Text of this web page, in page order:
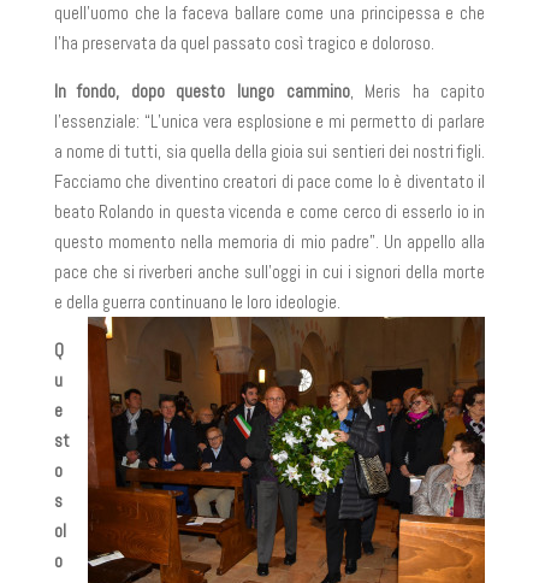
quell’uomo che la faceva ballare come una principessa e che
l’ha preservata da quel passato così tragico e doloroso.
In fondo, dopo questo lungo cammino, Meris ha capito
l’essenziale: “L’unica vera esplosione e mi permetto di parlare
a nome di tutti, sia quella della gioia sui sentieri dei nostri figli.
Facciamo che diventino creatori di pace come lo è diventato il
beato Rolando in questa vicenda e come cerco di esserlo io in
questo momento nella memoria di mio padre”. Un appello alla
pace che si riverberi anche sull’oggi in cui i signori della morte
e della guerra continuano le loro ideologie.
Q
u
e
st
o
s
ol
o